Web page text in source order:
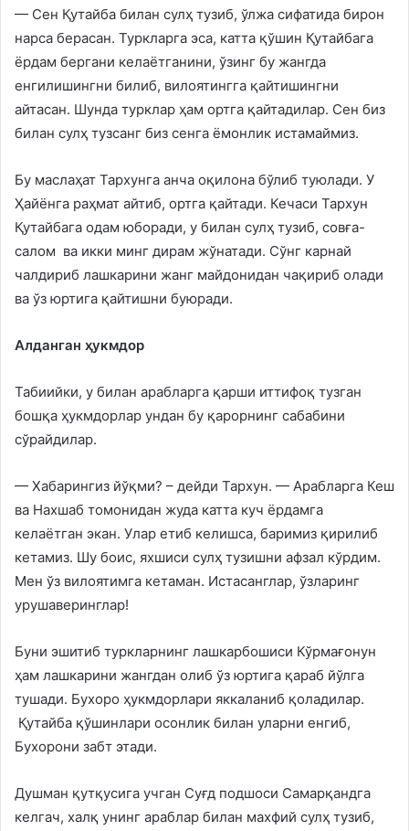
— Сен Қутайба билан сулҳ тузиб, ўлжа сифатида бирон
нарса берасан. Туркларга эса, катта қўшин Қутайбага
ёрдам бергани келаётганини, ўзинг бу жангда
енгилишингни билиб, вилоятингга қайтишингни
айтасан. Шунда турклар ҳам ортга қайтадилар. Сен биз
билан сулҳ тузсанг биз сенга ёмонлик истамаймиз.
Бу маслаҳат Тархунга анча оқилона бўлиб туюлади. У
Ҳайёнга раҳмат айтиб, ортга қайтади. Кечаси Тархун
Қутайбага одам юборади, у билан сулҳ тузиб, совға-
салом ва икки минг дирам жўнатади. Сўнг карнай
чалдириб лашкарини жанг майдонидан чақириб олади
ва ўз юртига қайтишни буюради.
Алданган ҳукмдор
Табиийки, у билан арабларга қарши иттифоқ тузган
бошқа ҳукмдорлар ундан бу қарорнинг сабабини
сўрайдилар.
— Хабарингиз йўқми? – дейди Тархун. — Арабларга Кеш
ва Нахшаб томонидан жуда катта куч ёрдамга
келаётган экан. Улар етиб келишса, баримиз қирилиб
кетамиз. Шу боис, яхшиси сулҳ тузишни афзал кўрдим.
Мен ўз вилоятимга кетаман. Истасанглар, ўзларинг
урушаверинглар!
Буни эшитиб туркларнинг лашкарбошиси Кўрмағонун
ҳам лашкарини жангдан олиб ўз юртига қараб йўлга
тушади. Бухоро ҳукмдорлари яккаланиб қоладилар.
Қутайба қўшинлари осонлик билан уларни енгиб,
Бухорони забт этади.
Душман қутқусига учган Суғд подшоси Самарқандга
келгач, халқ унинг араблар билан махфий сулҳ тузиб,